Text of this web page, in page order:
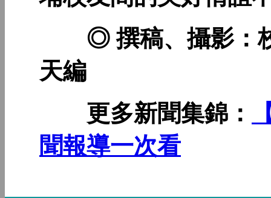
◎ 撰稿、攝影：校
天編
更多新聞集錦：
聞報導一次看